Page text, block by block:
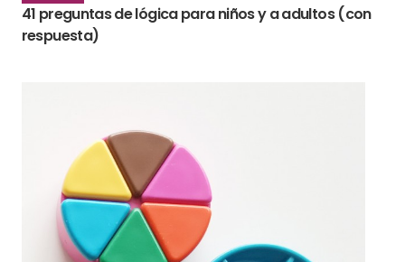
41 preguntas de lógica para niños y a adultos (con
respuesta)